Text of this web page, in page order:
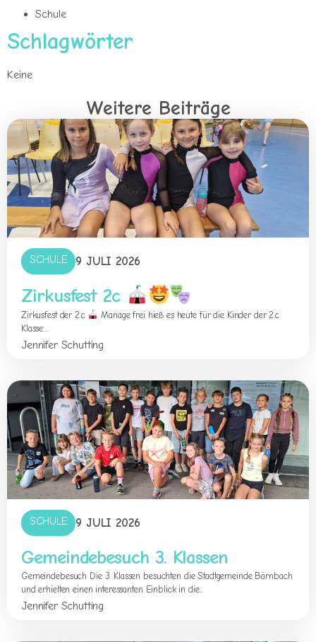
Schule
Schlagwörter
Keine
Weitere Beiträge
SCHULE 9 JULI 2026
Zirkusfest 2c
Zirkusfest der 2.c
Manage frei hieß es heute für die Kinder der 2.c
Klasse....
Jennifer Schutting
SCHULE 9 JULI 2026
Gemeindebesuch 3. Klassen
Gemeindebesuch Die 3. Klassen besuchten die Stadtgemeinde Bärnbach
und erhielten einen interessanten Einblick in die...
Jennifer Schutting